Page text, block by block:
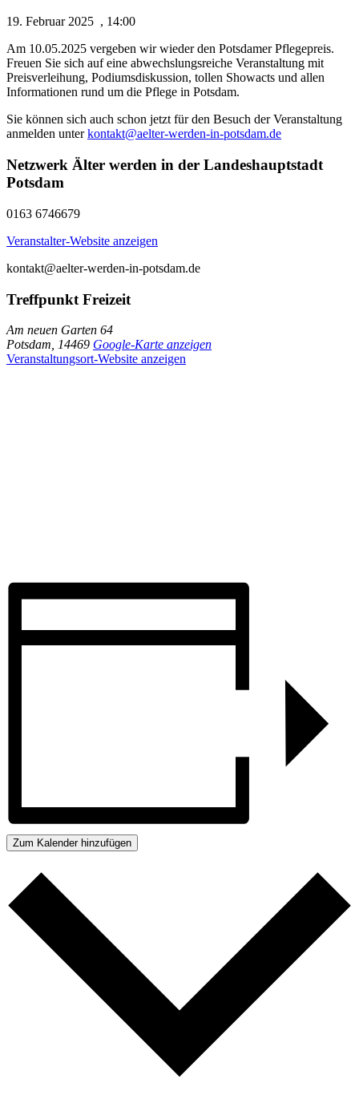
19. Febru­ar 2025 , 14:00
Am 10.05.2025 ver­ge­ben wir wie­der den Pots­da­mer Pfle­ge­preis.
Freu­en Sie sich auf eine abwechs­lungs­rei­che Ver­an­stal­tung mit
Preis­ver­lei­hung, Podi­ums­dis­kus­si­on, tol­len Show­acts und allen
Infor­ma­tio­nen rund um die Pfle­ge in Potsdam.
Sie kön­nen sich auch schon jetzt für den Besuch der Ver­an­stal­tung
anmel­den unterkontakt@aelter-werden-in-potsdam.de
Netzwerk Älter werden in der Landeshauptstadt
Potsdam
0163 6746679
Ver­an­stal­ter-Web­site anzeigen
kontakt@aelter-werden-in-potsdam.de
Treffpunkt Freizeit
Am neu­en Gar­ten 64
Pots­dam
14469 Goog­le-Kar­te anzeigen
Ver­an­stal­tungs­ort-Web­site anzeigen
Zum Kalender hinzufügen